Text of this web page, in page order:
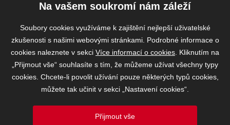
Na vašem soukromí nám záleží
Soubory cookies využíváme k zajištění nejlepší uživatelské
zkušenosti s našimi webovými stránkami. Podrobné informace o
cookies naleznete v sekci Více informací o cookies . Kliknutím na
„Přijmout vše“ souhlasíte s tím, že můžeme užívat všechny typy
cookies. Chcete-li povolit užívání pouze některých typů cookies,
můžete tak učinit v sekci „Nastavení cookies“.
Přijmout vše